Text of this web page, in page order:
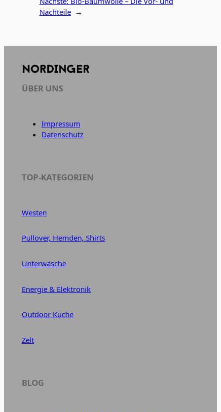
Nachteile →
ÜBER UNS
Impressum
Datenschutz
TOP-KATEGORIEN
Westen
Pullover, Hemden, Shirts
Unterwäsche
Energie & Elektronik
Outdoor Küche
Zelt
BLOG